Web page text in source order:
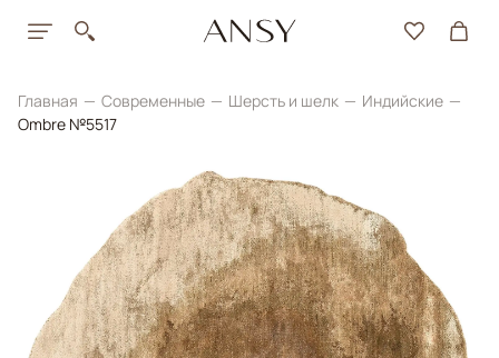
Главная Современные Шерсть и шелк
Индийские
Ombre №5517